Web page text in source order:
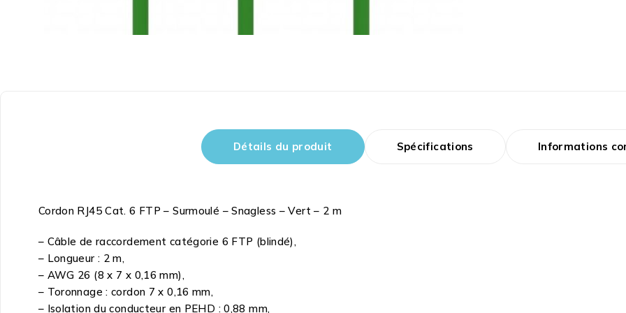
Détails du produit Spécifications Informations
Cordon RJ45 Cat. 6 FTP – Surmoulé – Snagless – Vert – 2 m
– Câble de raccordement catégorie 6 FTP (blindé),
– Longueur : 2 m,
– AWG 26 (8 x 7 x 0,16 mm),
– Toronnage : cordon 7 x 0,16 mm,
– Isolation du conducteur en PEHD : 0,88 mm,